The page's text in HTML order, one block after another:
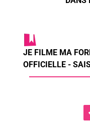
JE FILME MA
OFFICIELLE -